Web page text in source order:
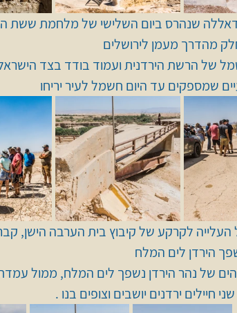
שנהרס ביום השלישי של מלחמת ששת
מהדרך מעמן לירושלים
של הרשת הירדנית ועמוד בודד בצד
שמספקים עד היום חשמל לעיר יריחו
לקרקע של קיבוץ בית הערבה הישן,
הירדן לים המלח
של נהר הירדן נשפך לים המלח, ממול עמדת
חיילים ירדנים יושבים וצופים בנו .